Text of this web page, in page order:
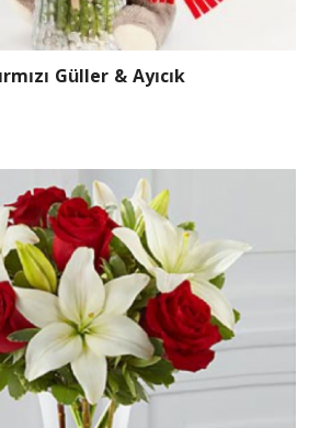
Güller & Ayıcık